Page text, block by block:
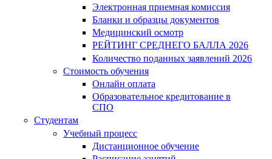
Электронная приемная комиссия
Бланки и образцы документов
Медицинский осмотр
РЕЙТИНГ СРЕДНЕГО БАЛЛА 2026
Количество поданных заявлений 2026
Стоимость обучения
Онлайн оплата
Образовательное кредитование в
СПО
Студентам
Учебный процесс
Дистанционное обучение